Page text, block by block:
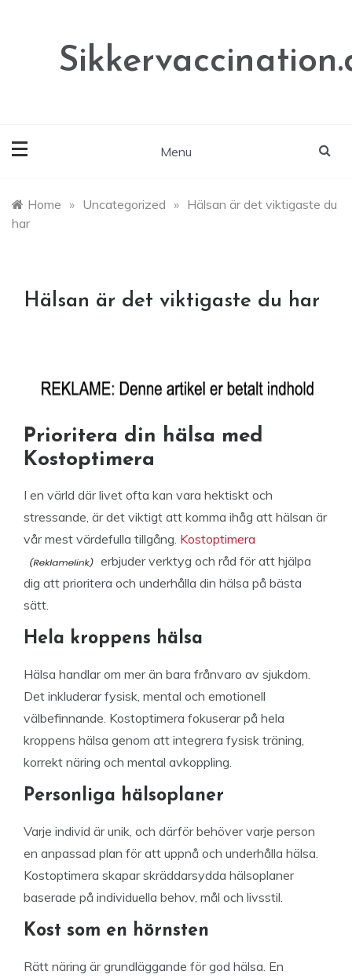
Menu
Home » Uncategorized » Hälsan är det viktigaste du
har
Hälsan är det viktigaste du har
Prioritera din hälsa med
Kostoptimera
I en värld där livet ofta kan vara hektiskt och
stressande, är det viktigt att komma ihåg att hälsan är
vår mest värdefulla tillgång. Kostoptimera
erbjuder verktyg och råd för att hjälpa
dig att prioritera och underhålla din hälsa på bästa
sätt.
Hela kroppens hälsa
Hälsa handlar om mer än bara frånvaro av sjukdom.
Det inkluderar fysisk, mental och emotionell
välbefinnande. Kostoptimera fokuserar på hela
kroppens hälsa genom att integrera fysisk träning,
korrekt näring och mental avkoppling.
Personliga hälsoplaner
Varje individ är unik, och därför behöver varje person
en anpassad plan för att uppnå och underhålla hälsa.
Kostoptimera skapar skräddarsydda hälsoplaner
baserade på individuella behov, mål och livsstil.
Kost som en hörnsten
Rätt näring är grundläggande för god hälsa. En